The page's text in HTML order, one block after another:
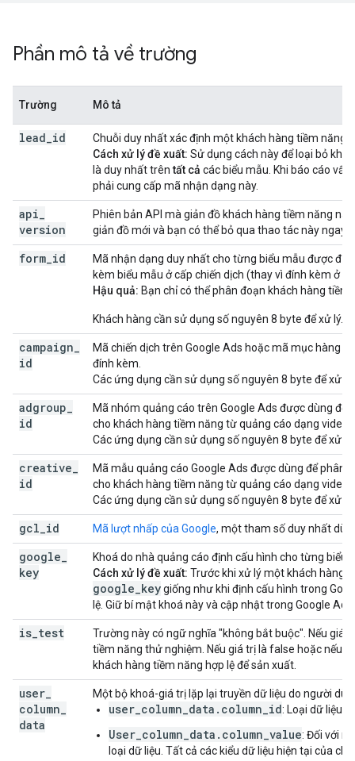
Phần mô tả về trường
Trường Mô tả
lead id
Chuỗi duy nhất xác định một khách hàng tiềm năng
Cách xử lý đề xuất: Sử dụng cách này để loại bỏ
là duy nhất trêntất cả các biểu mẫu. Khi báo cáo
phải cung cấp mã nhận dạng này.
api
version
Phiên bản API mà giản đồ khách hàng tiềm năng
giản đồ mới và bạn có thể bỏ qua thao tác này ngay
form id
Mã nhận dạng duy nhất cho từng biểu mẫu được
kèm biểu mẫu ở cấp chiến dịch (thay vì đính kèm ở
Hậu quả: Bạn chỉ có thể phân đoạn khách hàng
Khách hàng cần sử dụng số nguyên 8 byte để xử lý.
campaign
id
Mã chiến dịch trên Google Ads hoặc mã mục hàng
đính kèm.
Các ứng dụng cần sử dụng số nguyên 8 byte để xử lý.
adgroup
id
Mã nhóm quảng cáo trên Google Ads được dùng để
cho khách hàng tiềm năng từ quảng cáo dạng video
Các ứng dụng cần sử dụng số nguyên 8 byte để xử lý.
creative
id
Mã mẫu quảng cáo Google Ads được dùng để phân
cho khách hàng tiềm năng từ quảng cáo dạng video
Các ứng dụng cần sử dụng số nguyên 8 byte để xử lý.
gcl id Mã lượt nhấp của Google, một tham số duy nhất
google
key
Khoá do nhà quảng cáo định cấu hình cho từng biểu
Cách xử lý đề xuất: Trước khi xử lý một khách hàng
google_keygiống như khi định cấu hình trong
lệ. Giữ bí mật khoá này và cập nhật trong Google
is test
Trường này có ngữ nghĩa "không bắt buộc". Nếu giá
tiềm năng thử nghiệm. Nếu giá trị là false hoặc nếu
khách hàng tiềm năng hợp lệ để sản xuất.
user
column
data
Một bộ khoá-giá trị lặp lại truyền dữ liệu do người
user_column_data.column_id: Loại dữ liệu
User_column_data.column_value: Đối với
loại dữ liệu. Tất cả các kiểu dữ liệu hiện tại của